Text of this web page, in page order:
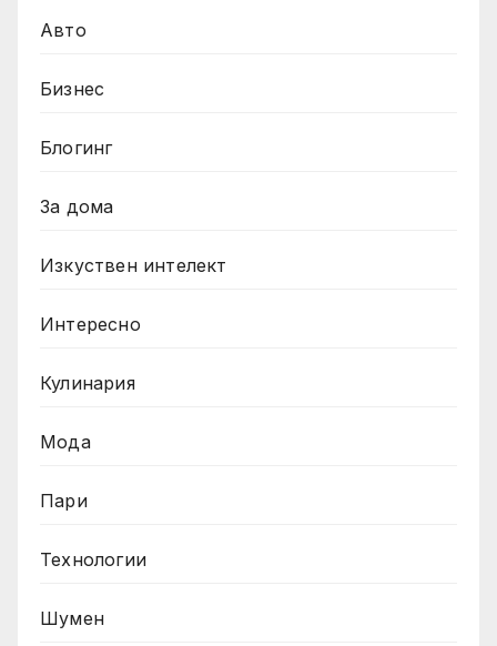
Авто
Бизнес
Блогинг
За дома
Изкуствен интелект
Интересно
Кулинария
Мода
Пари
Технологии
Шумен